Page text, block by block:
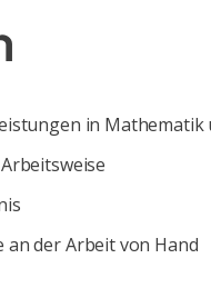
in Mathematik
an der Arbeit von Hand